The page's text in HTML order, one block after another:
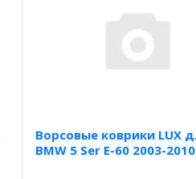
Ворсовые коврики LUX
BMW 5 Ser E-60 2003-2010